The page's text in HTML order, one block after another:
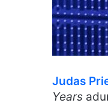
Judas
Years